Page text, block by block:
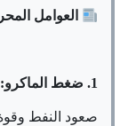
العوامل
1. ضغط الماكرو:
صعود النفط وقوة